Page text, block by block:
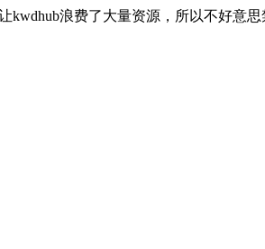
kwdhub浪费了大量资源，所以不好意